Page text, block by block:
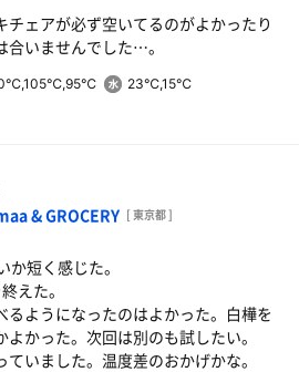
チェアが必ず空いてるのがよかったり
合いませんでした…。
23℃,15℃
& GROCERY [ 東京都 ]
短く感じた。
えた。
るようになったのはよかった。白樺を
かった。次回は別のも試したい。
いました。温度差のおかげかな。